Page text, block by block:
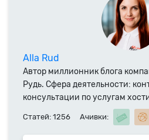
Alla Rud
Автор миллионник блога
Рудь. Сфера деятельности:
консультации по услугам
доменных имен. Специалист
Статей: 1256 Ачивки: